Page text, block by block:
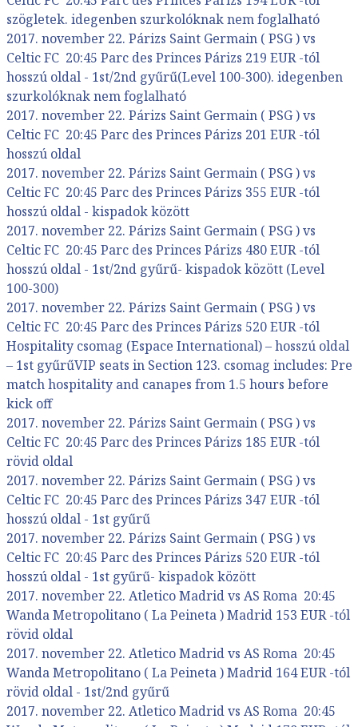
szögletek. idegenben szurkolóknak nem foglalható
2017. november 22. Párizs Saint Germain ( PSG ) vs
Celtic FC 20:45 Parc des Princes Párizs 219 EUR -tól
hosszú oldal - 1st/2nd gyűrű(Level 100-300). idegenben
szurkolóknak nem foglalható
2017. november 22. Párizs Saint Germain ( PSG ) vs
Celtic FC 20:45 Parc des Princes Párizs 201 EUR -tól
hosszú oldal
2017. november 22. Párizs Saint Germain ( PSG ) vs
Celtic FC 20:45 Parc des Princes Párizs 355 EUR -tól
hosszú oldal - kispadok között
2017. november 22. Párizs Saint Germain ( PSG ) vs
Celtic FC 20:45 Parc des Princes Párizs 480 EUR -tól
hosszú oldal - 1st/2nd gyűrű- kispadok között (Level
100-300)
2017. november 22. Párizs Saint Germain ( PSG ) vs
Celtic FC 20:45 Parc des Princes Párizs 520 EUR -tól
Hospitality csomag (Espace International) – hosszú oldal
– 1st gyűrűVIP seats in Section 123. csomag includes: Pre
match hospitality and canapes from 1.5 hours before
kick off
2017. november 22. Párizs Saint Germain ( PSG ) vs
Celtic FC 20:45 Parc des Princes Párizs 185 EUR -tól
rövid oldal
2017. november 22. Párizs Saint Germain ( PSG ) vs
Celtic FC 20:45 Parc des Princes Párizs 347 EUR -tól
hosszú oldal - 1st gyűrű
2017. november 22. Párizs Saint Germain ( PSG ) vs
Celtic FC 20:45 Parc des Princes Párizs 520 EUR -tól
hosszú oldal - 1st gyűrű- kispadok között
2017. november 22. Atletico Madrid vs AS Roma 20:45
Wanda Metropolitano ( La Peineta ) Madrid 153 EUR -tól
rövid oldal
2017. november 22. Atletico Madrid vs AS Roma 20:45
Wanda Metropolitano ( La Peineta ) Madrid 164 EUR -tól
rövid oldal - 1st/2nd gyűrű
2017. november 22. Atletico Madrid vs AS Roma 20:45